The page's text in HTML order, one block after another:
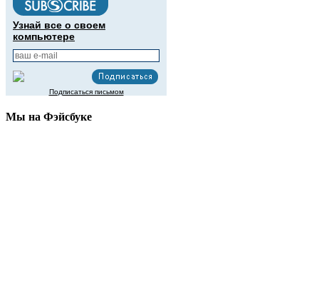
Узнай все о своем
компьютере
Подписаться письмом
Мы на Фэйсбуке